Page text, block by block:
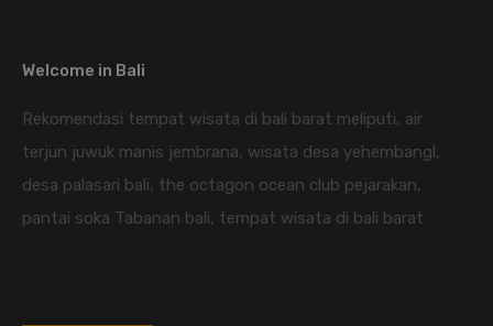
Welcome in Bali
Rekomendasi tempat wisata di bali barat meliputi, air
terjun juwuk manis jembrana, wisata desa yehembangl,
desa palasari bali, the octagon ocean club pejarakan,
pantai soka Tabanan bali, tempat wisata di bali barat